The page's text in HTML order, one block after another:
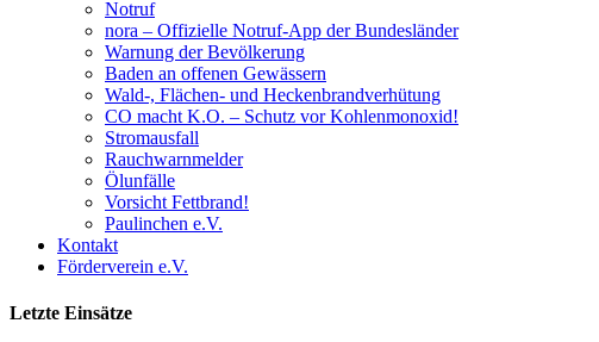
Notruf
nora – Offizielle Notruf-App der Bundesländer
Warnung der Bevölkerung
Baden an offenen Gewässern
Wald-, Flächen- und Heckenbrandverhütung
CO macht K.O. – Schutz vor Kohlenmonoxid!
Stromausfall
Rauchwarnmelder
Ölunfälle
Vorsicht Fettbrand!
Paulinchen e.V.
Kontakt
Förderverein e.V.
Letzte Einsätze